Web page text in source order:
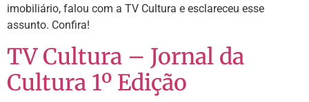
imobiliário, falou com a TV Cultura e esclareceu esse
assunto. Confira!
TV Cultura – Jornal da
Cultura 1º Edição